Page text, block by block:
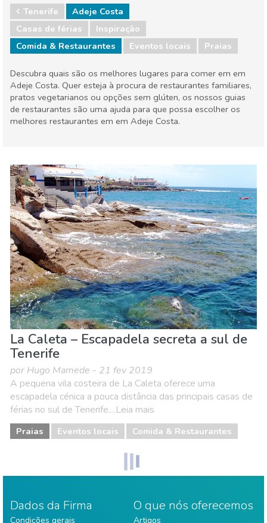
Tenerife
Adeje Costa
Casas de férias
Inspiração
Comida & Restaurantes
Eventos locais Praias
Descubra quais são os melhores lugares para comer em em
Adeje Costa. Quer esteja à procura de restaurantes familiares,
pratos vegetarianos ou opções sem glúten, os nossos guias
de restaurantes são uma ajuda para que possa escolher os
melhores restaurantes em em Adeje Costa.
Comida & Restaurantes
Eventos locais
La Caleta – Escapadela secreta a sul de
Tenerife
por Hugo Mamede - 21 fev 2019
A pequena vila costeira de La Caleta oferece uma
escapadela cénica a pouca distância das principais casas de
férias no sul de Tenerife....Leia mais
Praias Eventos locais Comida & Restaurantes
Dados da Firma
Condições gerais
O que nós oferecemos
Artigos